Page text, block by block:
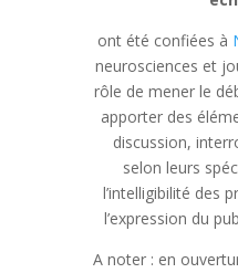
ont été confiées à
neurosciences et
rôle de mener le
apporter des
discussion,
selon leurs
l’intelligibilité des
l’expression du
A noter : en